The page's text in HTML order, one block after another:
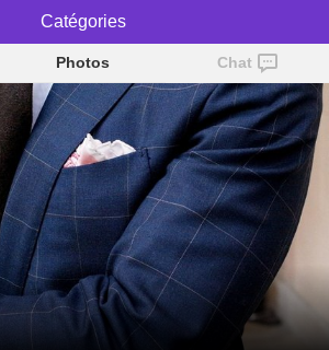
Aleksis1111
Photos Chat
Catégories